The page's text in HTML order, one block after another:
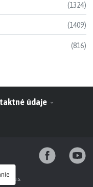
(1324)
(1409)
(816)
údaje
a.s.